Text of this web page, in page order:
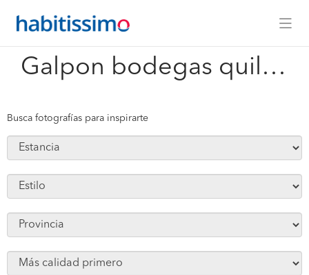
Galpon bodegas quilicura 12.800 mts2
x
Busca fotografías para inspirarte